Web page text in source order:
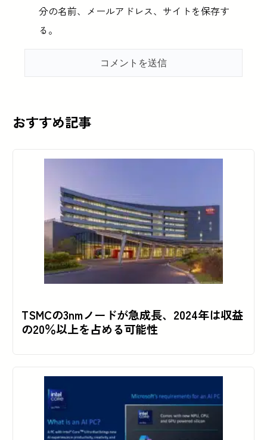
分の名前、メールアドレス、サイトを保存す
る。
おすすめ記事
TSMCの3nmノードが急成長、2024年は収益
の20％以上を占める可能性